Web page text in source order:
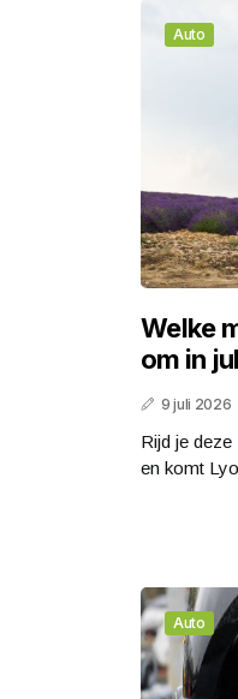
Auto
Welke
om in
9 juli 2026
Rijd je
en komt
Auto